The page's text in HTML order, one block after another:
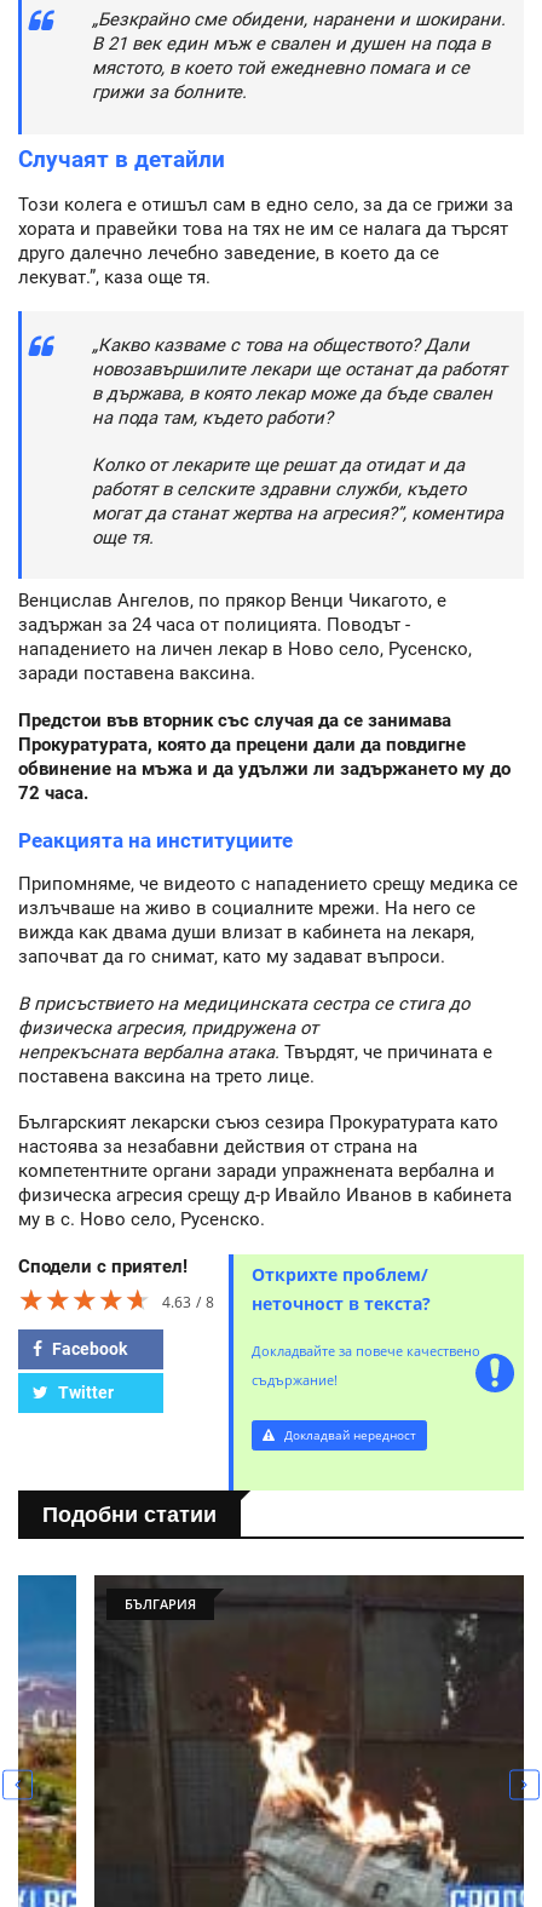
„Безкрайно сме обидени, наранени и шокирани.
В 21 век един мъж е свален и душен на пода в
мястото, в което той ежедневно помага и се
грижи за болните.
Случаят в детайли
Този колега е отишъл сам в едно село, за да се грижи за
хората и правейки това на тях не им се налага да търсят
друго далечно лечебно заведение, в което да се
лекуват.”, каза още тя.
„Какво казваме с това на обществото? Дали
новозавършилите лекари ще останат да работят
в държава, в която лекар може да бъде свален
на пода там, където работи?
Колко от лекарите ще решат да отидат и да
работят в селските здравни служби, където
могат да станат жертва на агресия?”, коментира
още тя.
Венцислав Ангелов, по прякор Венци Чикагото, е
задържан за 24 часа от полицията. Поводът -
нападението на личен лекар в Ново село, Русенско,
заради поставена ваксина.
Предстои във вторник със случая да се занимава
Прокуратурата, която да прецени дали да повдигне
обвинение на мъжа и да удължи ли задържането му до
72 часа.
Реакцията на институциите
Припомняме, че видеото с нападението срещу медика се
излъчваше на живо в социалните мрежи. На него се
вижда как двама души влизат в кабинета на лекаря,
започват да го снимат, като му задават въпроси.
В присъствието на медицинската сестра се стига до
физическа агресия, придружена от
непрекъсната вербална атака. Твърдят, че причината е
поставена ваксина на трето лице.
Българският лекарски съюз сезира Прокуратурата като
настоява за незабавни действия от страна на
компетентните органи заради упражнената вербална и
физическа агресия срещу д-р Ивайло Иванов в кабинета
му в с. Ново село, Русенско.
Сподели с приятел!
★★★★★
★★★★★
★★★★★ 4.63 8
Facebook
Twitter
Открихте проблем/
неточност в текста?
Докладвайте за повече качествено
съдържание!
Докладвай нередност
Подобни статии